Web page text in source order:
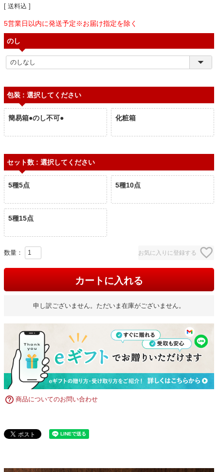
送料込
5営業日以内に発送予定※お届け指定を除く
のし
包装 選択してください
簡易箱●のし不可● 化粧箱
セット数 選択してください
5種5点 5種10点
5種15点
お気に入りに登録する
カートに入れる
申し訳ございません。ただいま在庫がございません。
商品についてのお問い合わせ